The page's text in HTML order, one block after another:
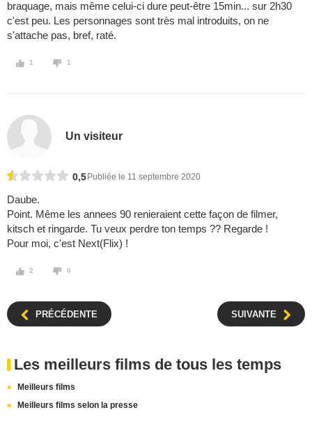
braquage, mais même celui-ci dure peut-être 15min... sur 2h30
c'est peu. Les personnages sont très mal introduits, on ne
s'attache pas, bref, raté.
1 1
Un visiteur
0,5 Publiée le 11 septembre 2020
Daube.
Point. Même les annees 90 renieraient cette façon de filmer,
kitsch et ringarde. Tu veux perdre ton temps ?? Regarde !
Pour moi, c'est Next(Flix) !
2 0
PRÉCÉDENTE SUIVANTE
Les meilleurs films de tous les temps
Meilleurs films
Meilleurs films selon la presse